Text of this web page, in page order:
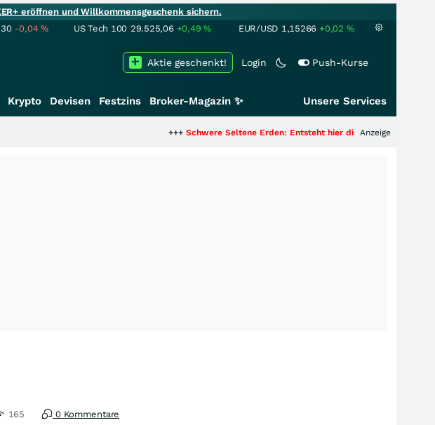
eröffnen und Willkommensgeschenk sichern.
-0,04% US Tech 100 29.525,06 +0,49% EUR/USD 1,15266 +0,02 %
Login Push-Kurse
Aktie geschenkt!
Krypto Devisen Festzins Broker-Magazin ✨ Unsere Services
Schwere Seltene Erden: Entsteht hier die nächste Milliardenstory?
Anzeige
165 0 Kommentare